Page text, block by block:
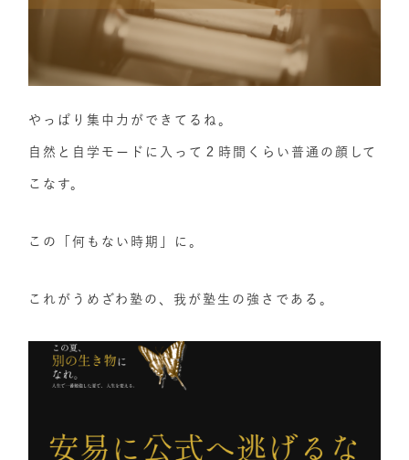
やっぱり集中力ができてるね。
自然と自学モードに入って２時間くらい普通の顔して
こなす。
この「何もない時期」に。
これがうめざわ塾の、我が塾生の強さである。